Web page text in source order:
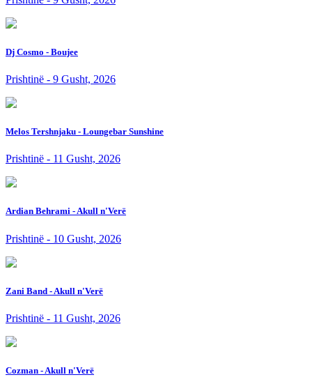
Dj Cosmo - Boujee
Prishtinë - 9 Gusht, 2026
Melos Tershnjaku - Loungebar Sunshine
Prishtinë - 11 Gusht, 2026
Ardian Behrami - Akull n'Verë
Prishtinë - 10 Gusht, 2026
Zani Band - Akull n'Verë
Prishtinë - 11 Gusht, 2026
Cozman - Akull n'Verë